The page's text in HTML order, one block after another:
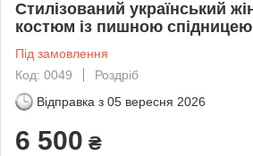
Стилізований український
костюм із пишною
Під замовлення
Код: 0049
Роздріб
Відправка з 05 вересня 2026
6 500 ₴